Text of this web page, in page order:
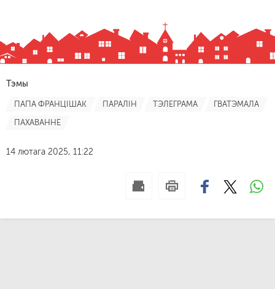
Тэмы
ПАПА ФРАНЦІШАК ПАРАЛІН ТЭЛЕГРАМА ГВАТЭМАЛА
ПАХАВАННЕ
14 лютага 2025, 11:22